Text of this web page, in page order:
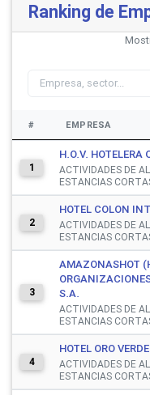
Ranking de
# EMPRESA
1
H.O.V. HOTELERA
ACTIVIDADES DE
ESTANCIAS
2
HOTEL COLON
ACTIVIDADES DE
ESTANCIAS
3
AMAZONASHOT
S.A.
ACTIVIDADES DE
ESTANCIAS
4
HOTEL ORO
ACTIVIDADES DE
ESTANCIAS